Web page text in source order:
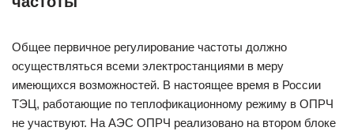
Общее первичное регулирование частоты должно
осуществляться всеми электростанциями в меру
имеющихся возможностей. В настоящее время в России
ТЭЦ, работающие по теплофикационному режиму в ОПРЧ
не участвуют. На АЭС ОПРЧ реализовано на втором блоке